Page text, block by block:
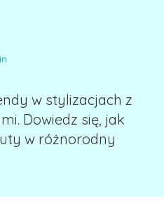
w stylizacjach z
Dowiedz się, jak
w różnorodny